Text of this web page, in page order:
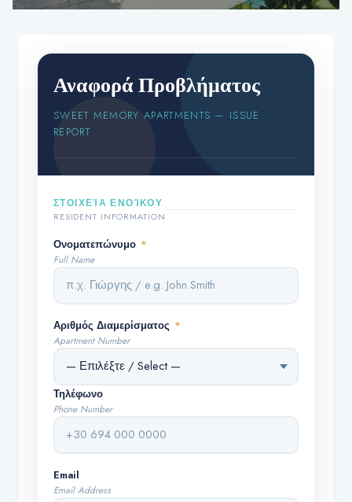
Αναφορά Προβλήματος
SWEET MEMORY APARTMENTS — ISSUE
REPORT
ΣΤΟΙΧΕΊΑ ΕΝΟΊΚΟΥ
RESIDENT INFORMATION
Ονοματεπώνυμο *
Full Name
Αριθμός Διαμερίσματος *
Apartment Number
Τηλέφωνο
Phone Number
Email
Email Address